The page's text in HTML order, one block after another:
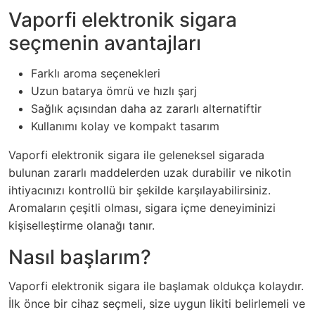
Vaporfi elektronik sigara
seçmenin avantajları
Farklı aroma seçenekleri
Uzun batarya ömrü ve hızlı şarj
Sağlık açısından daha az zararlı alternatiftir
Kullanımı kolay ve kompakt tasarım
Vaporfi elektronik sigara ile geleneksel sigarada
bulunan zararlı maddelerden uzak durabilir ve nikotin
ihtiyacınızı kontrollü bir şekilde karşılayabilirsiniz.
Aromaların çeşitli olması, sigara içme deneyiminizi
kişiselleştirme olanağı tanır.
Nasıl başlarım?
Vaporfi elektronik sigara ile başlamak oldukça kolaydır.
İlk önce bir cihaz seçmeli, size uygun likiti belirlemeli ve